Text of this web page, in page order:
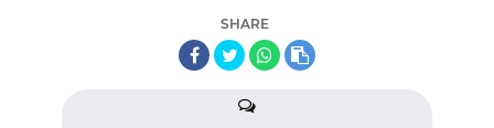
SHARE